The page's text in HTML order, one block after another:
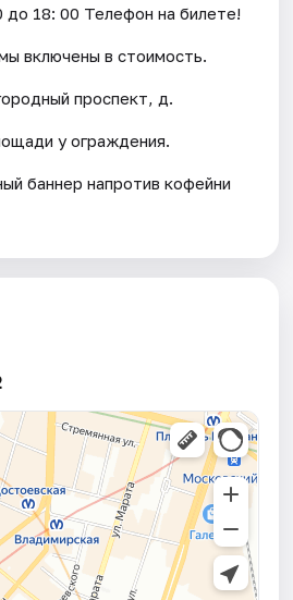
до 18: 00 Телефон на билете!
включены в стоимость.
проспект, д.
у ограждения.
баннер напротив кофейни